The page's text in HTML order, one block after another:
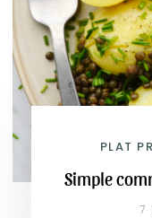
PLAT
Simple
7